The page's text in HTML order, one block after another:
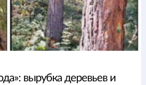
вырубка деревьев и